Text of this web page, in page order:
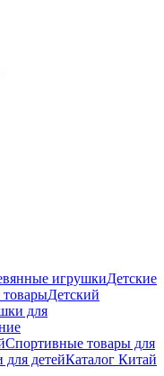
игрушкиДетские
товарыДетский
для
Спортивные товары для
детейКаталог Китай